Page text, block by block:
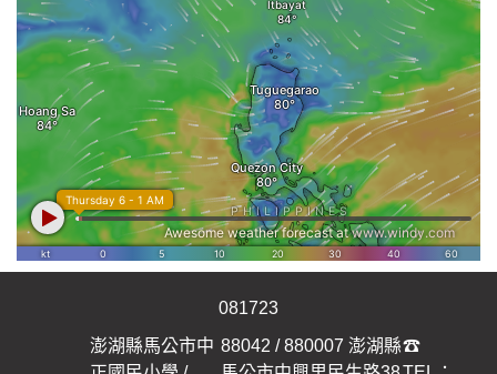
081723
澎湖縣馬公市中 88042 / 880007 澎湖縣☎